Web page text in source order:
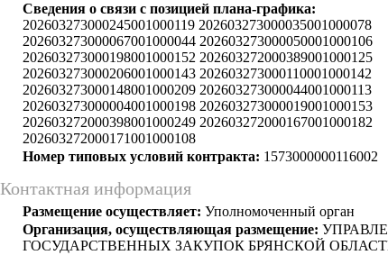
Сведения о связи с позицией плана-графика:
202603273000245001000119 202603273000035001000078
202603273000067001000044 202603273000050001000106
202603273000198001000152 202603272000389001000125
202603273000206001000143 202603273000110001000142
202603273000148001000209 202603273000044001000113
202603273000004001000198 202603273000019001000153
202603272000398001000249 202603272000167001000182
202603272000171001000108
Номер типовых условий контракта: 1573000000116002
Контактная информация
Размещение осуществляет: Уполномоченный орган
Организация, осуществляющая размещение:
ГОСУДАРСТВЕННЫХ ЗАКУПОК БРЯНСКОЙ